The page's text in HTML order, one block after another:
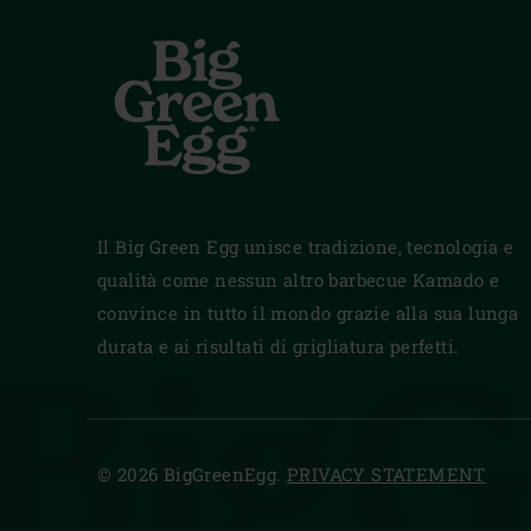
Il Big Green Egg unisce tradizione, tecnologia e
qualità come nessun altro barbecue Kamado e
convince in tutto il mondo grazie alla sua lunga
durata e ai risultati di grigliatura perfetti.
© 2026 BigGreenEgg. PRIVACY STATEMENT